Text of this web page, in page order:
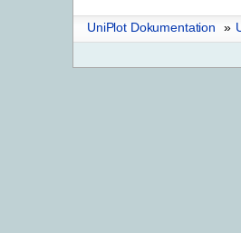
UniPlot Dokumentation »